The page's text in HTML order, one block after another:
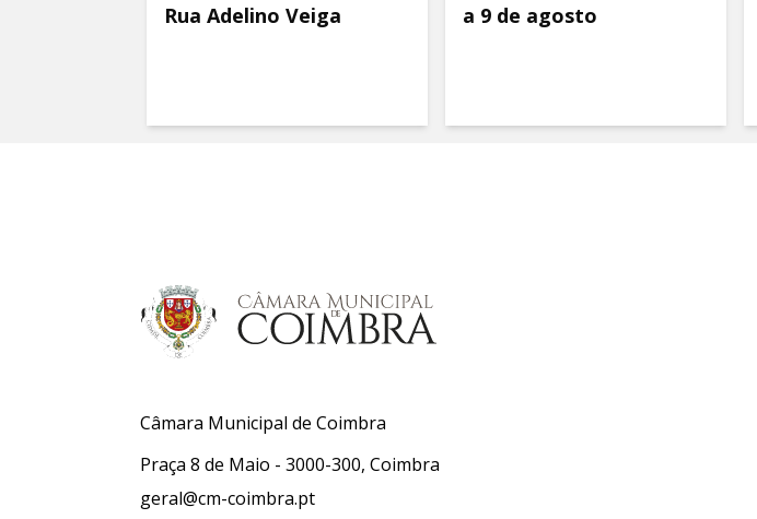
Rua Adelino Veiga
a 9 de agosto
Câmara Municipal de Coimbra
Praça 8 de Maio - 3000-300, Coimbra
geral@cm-coimbra.pt